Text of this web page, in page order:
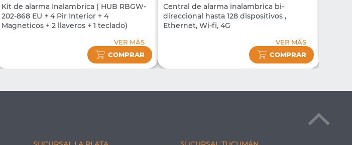
Kit de alarma Inalambrica ( HUB RBGW-
202-868 EU + 4 Pir Interior + 4
Magneticos + 2 llaveros + 1 teclado)
VER MÁS
COMPRAR
Central de alarma inalambrica bi-
direccional hasta 128 dispositivos ,
Ethernet, Wi-fi, 4G
VER MÁS
COMPRAR